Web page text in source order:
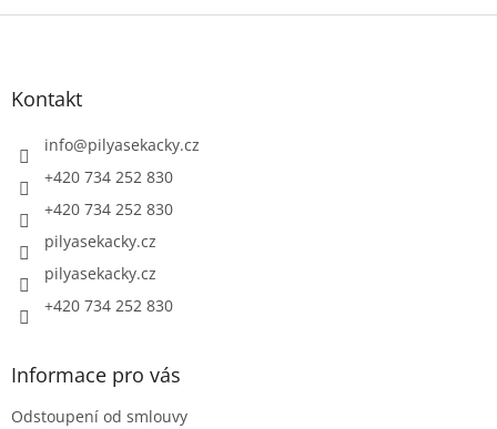
s
Z
Kontakt
info@pilyasekacky.cz
+420 734 252 830
+420 734 252 830
pilyasekacky.cz
pilyasekacky.cz
+420 734 252 830
Informace pro vás
Odstoupení od smlouvy